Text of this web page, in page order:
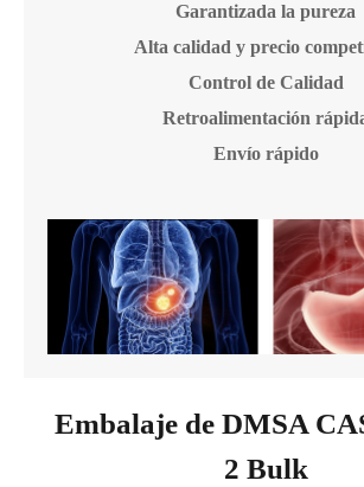
Garantizada la pureza
Alta calidad y precio
Control de Calidad
Retroalimentación
Envío rápido
Embalaje de DMSA
2 Bulk